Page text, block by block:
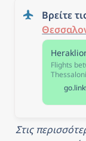
buses.
Flights
at £50.
Sky
and book
Στις